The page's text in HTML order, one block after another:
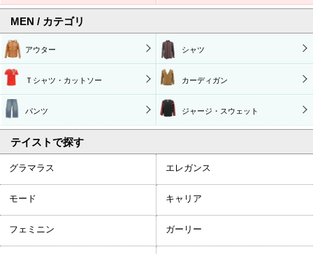
MEN / カテゴリ
アウター シャツ
Ｔシャツ・カットソー カーディガン
パンツ ジャージ・スウェット
テイストで探す
グラマラス エレガンス
モード キャリア
フェミニン ガーリー